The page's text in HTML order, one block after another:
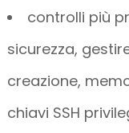
controlli più
sicurezza,
creazione,
chiavi SSH